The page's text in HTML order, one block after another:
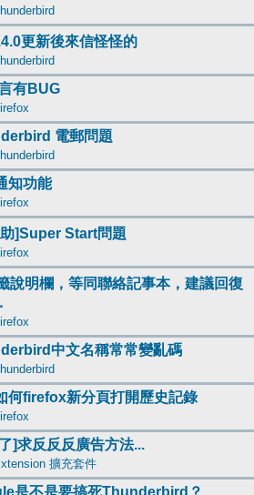
更新後來信怪怪的
有BUG
電郵問題
知功能
]Super Start問題
說明欄，等同聯絡記事本，建議回復
中文名稱常常變亂碼
何firefox新分頁打開歷史記錄
]求反反反廣告方法...
擴充套件
是不是要搞死Thunderbird？